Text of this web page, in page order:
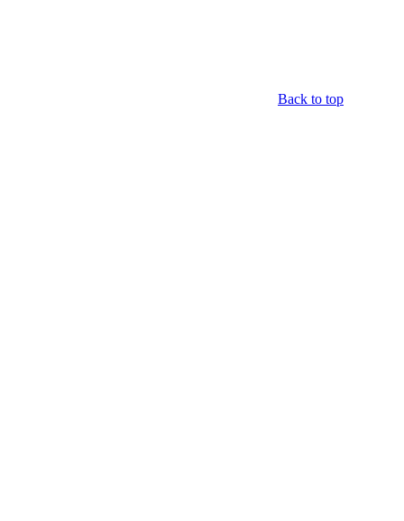
Back to top